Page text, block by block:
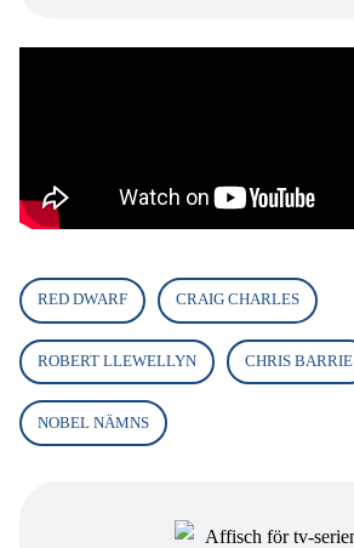
RED DWARF CRAIG CHARLES
ROBERT LLEWELLYN CHRIS BARRIE
NOBEL NÄMNS